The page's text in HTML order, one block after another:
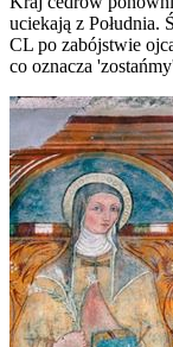
uciekają z Południa.
CL po zabójstwie
co oznacza